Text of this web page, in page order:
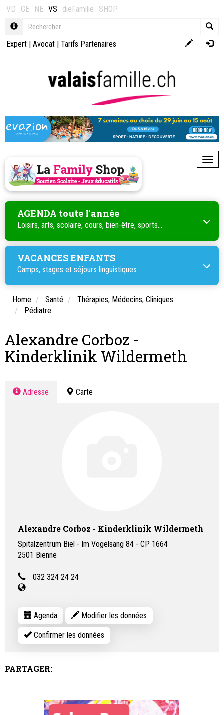
VD GE NE VS dieFamilie SHOP
Expert | Avocat | Tarifs Partenaires
AGENDA toute l'année
Loisirs, arts, scolaire, cours, bien-être, sports...
VACANCES ENFANTS
Camps, stages et séjours linguistiques
Home Santé
Thérapies, Médecins, Cliniques
Pédiatre
Alexandre Corboz -
Kinderklinik Wildermeth
Adresse Carte
Alexandre Corboz - Kinderklinik Wildermeth
Spitalzentrum Biel - Im Vogelsang 84 - CP 1664
2501 Bienne
032 324 24 24
Agenda Modifier les données
Confirmer les données
PARTAGER: